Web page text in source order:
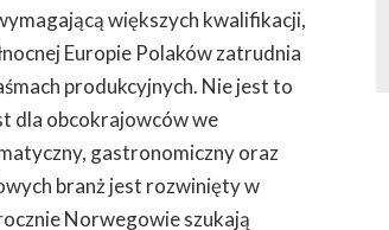
większych kwalifikacji,
Europie Polaków zatrudnia
produkcyjnych. Nie jest to
dla obcokrajowców we
gastronomiczny oraz
branż jest rozwinięty w
Norwegowie szukają